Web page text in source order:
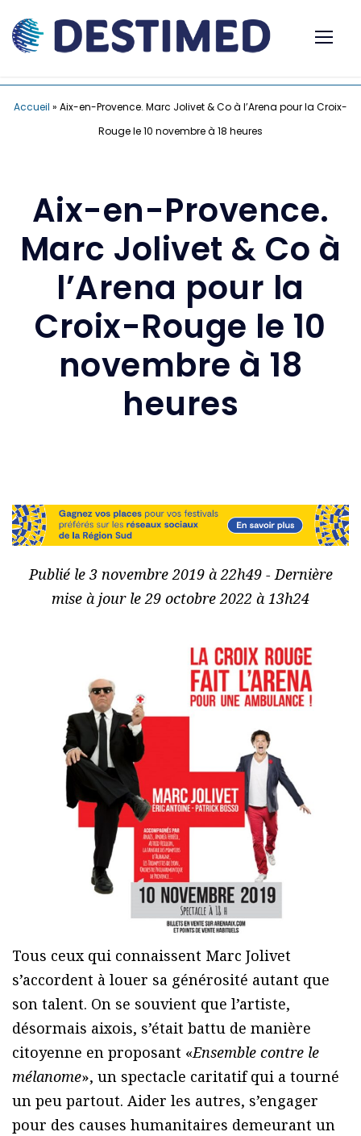
Accueil » Aix-en-Provence. Marc Jolivet & Co à l’Arena pour la Croix-
Rouge le 10 novembre à 18 heures
Aix-en-Provence.
Marc Jolivet & Co à
l’Arena pour la
Croix-Rouge le 10
novembre à 18
heures
Publié le 3 novembre 2019 à 22h49 - Dernière
mise à jour le 29 octobre 2022 à 13h24
Tous ceux qui connaissent Marc Jolivet
s’accordent à louer sa générosité autant que
son talent. On se souvient que l’artiste,
désormais aixois, s’était battu de manière
citoyenne en proposant «Ensemble contre le
mélanome», un spectacle caritatif qui a tourné
un peu partout. Aider les autres, s’engager
pour des causes humanitaires demeurant un